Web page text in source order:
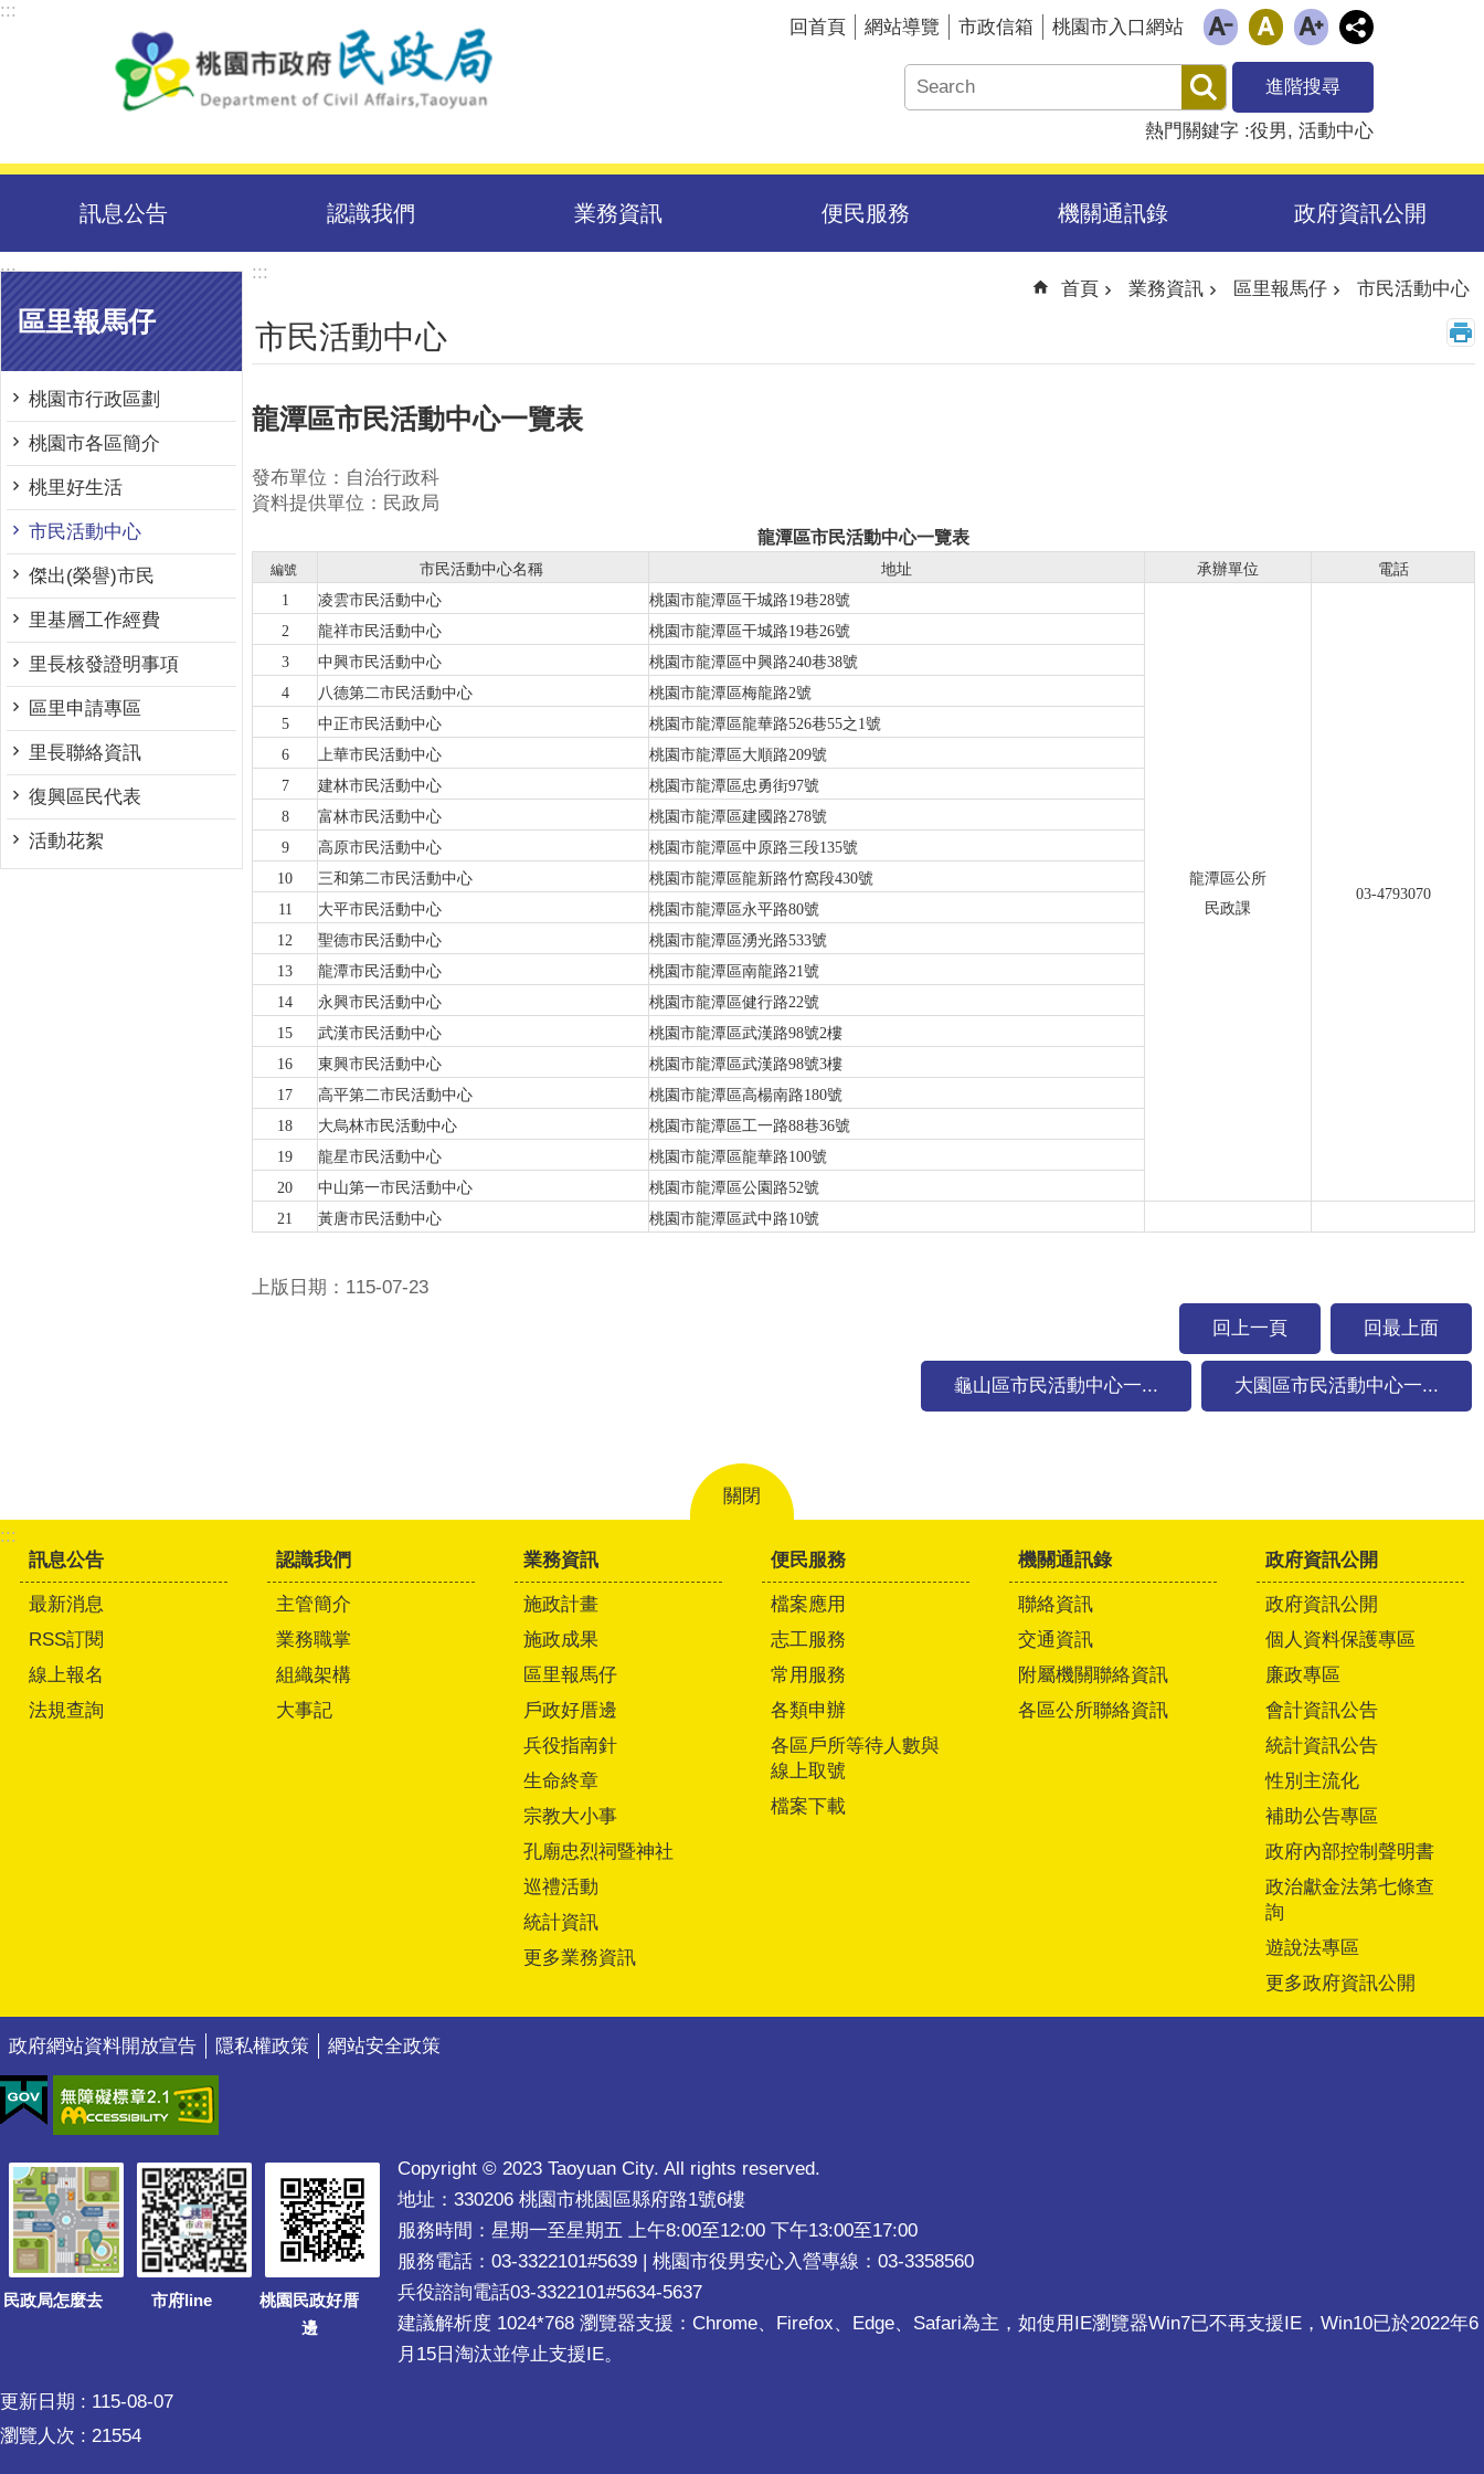
跳到主要內容區塊
:::
回首頁 網站導覽 市政信箱 桃園市入口網站
進階搜尋
熱門關鍵字 役男 活動中心
訊息公告 認識我們 業務資訊 便民服務 機關通訊錄 政府資訊公開
:::
區里報馬仔
桃園市行政區劃
桃園市各區簡介
桃里好生活
市民活動中心
傑出(榮譽)市民
里基層工作經費
里長核發證明事項
區里申請專區
里長聯絡資訊
復興區民代表
活動花絮
:::
首頁 業務資訊 區里報馬仔 市民活動中心
市民活動中心
龍潭區市民活動中心一覽表
發布單位：自治行政科
資料提供單位：民政局
龍潭區市民活動中心一覽表
編號 市民活動中心名稱 地址 承辦單位
電話
1
凌雲市民活動中心 桃園市龍潭區干城路19巷28號
龍潭區公所
民政課
03-4793070
2 龍祥市民活動中心
桃園市龍潭區干城路19巷26號
3
中興市民活動中心
桃園市龍潭區中興路240巷38號
4
八德第二市民活動中心
桃園市龍潭區梅龍路2號
5
中正市民活動中心
桃園市龍潭區龍華路526巷55之1號
6
上華市民活動中心
桃園市龍潭區大順路209號
7
建林市民活動中心
桃園市龍潭區忠勇街97號
8
富林市民活動中心
桃園市龍潭區建國路278號
9
高原市民活動中心
桃園市龍潭區中原路三段135號
10
三和第二市民活動中心
桃園市龍潭區龍新路竹窩段430號
11
大平市民活動中心
桃園市龍潭區永平路80號
12
聖德市民活動中心
桃園市龍潭區湧光路533號
13
龍潭市民活動中心
桃園市龍潭區南龍路21號
14
永興市民活動中心
桃園市龍潭區健行路22號
15
武漢市民活動中心
桃園市龍潭區武漢路98號2樓
16
東興市民活動中心
桃園市龍潭區武漢路98號3樓
17
高平第二市民活動中心
桃園市龍潭區高楊南路180號
18
大烏林市民活動中心
桃園市龍潭區工一路88巷36號
19
龍星市民活動中心
桃園市龍潭區龍華路100號
20
中山第一市民活動中心
桃園市龍潭區公園路52號
21
黃唐市民活動中心 桃園市龍潭區武中路10號
上版日期：115-07-23
回上一頁
回最上面
龜山區市民活動中心一... 大園區市民活動中心一...
關閉
:::
訊息公告
最新消息
RSS訂閱
線上報名
法規查詢
認識我們
主管簡介
業務職掌
組織架構
大事記
業務資訊
施政計畫
施政成果
區里報馬仔
戶政好厝邊
兵役指南針
生命終章
宗教大小事
孔廟忠烈祠暨神社
巡禮活動
統計資訊
更多業務資訊
便民服務
檔案應用
志工服務
常用服務
各類申辦
各區戶所等待人數與
線上取號
檔案下載
機關通訊錄
聯絡資訊
交通資訊
附屬機關聯絡資訊
各區公所聯絡資訊
政府資訊公開
政府資訊公開
個人資料保護專區
廉政專區
會計資訊公告
統計資訊公告
性別主流化
補助公告專區
政府內部控制聲明書
政治獻金法第七條查
詢
遊說法專區
更多政府資訊公開
政府網站資料開放宣告 隱私權政策 網站安全政策
民政局怎麼去 市府line
桃園民政好厝
邊
Copyright © 2023 Taoyuan City. All rights reserved.
地址：330206 桃園市桃園區縣府路1號6樓
服務時間：星期一至星期五 上午8:00至12:00 下午13:00至17:00
服務電話：03-3322101#5639 | 桃園市役男安心入營專線：03-3358560
兵役諮詢電話03-3322101#5634-5637
建議解析度 1024*768 瀏覽器支援：Chrome、Firefox、Edge、Safari為主，如使用IE瀏覽器Win7已不再支援IE，Win10已於2022年6
月15日淘汰並停止支援IE。
更新日期
115-08-07
瀏覽人次
21554